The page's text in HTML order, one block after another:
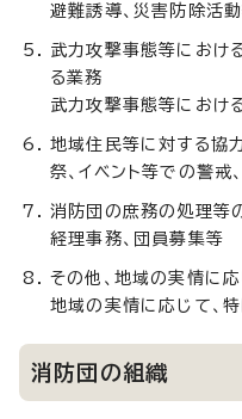
避難誘導、災害防除活
武力攻撃事態等におけ
る業務
武力攻撃事態等におけ
地域住民等に対する協
祭、イベント等での警戒
消防団の庶務の処理等
経理事務、団員募集等
その他、地域の実情に
地域の実情に応じて、
消防団の組織